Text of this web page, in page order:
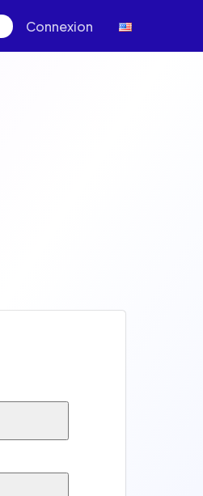
Connexion